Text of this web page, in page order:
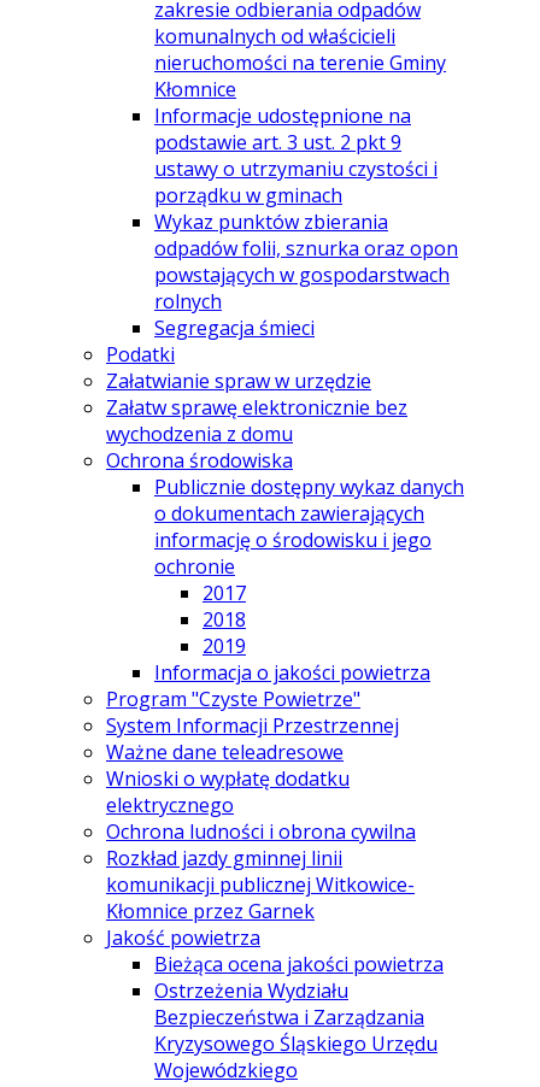
zakresie odbierania odpadów
komunalnych od właścicieli
nieruchomości na terenie Gminy
Kłomnice
Informacje udostępnione na
podstawie art. 3 ust. 2 pkt 9
ustawy o utrzymaniu czystości i
porządku w gminach
Wykaz punktów zbierania
odpadów folii, sznurka oraz opon
powstających w gospodarstwach
rolnych
Segregacja śmieci
Podatki
Załatwianie spraw w urzędzie
Załatw sprawę elektronicznie bez
wychodzenia z domu
Ochrona środowiska
Publicznie dostępny wykaz danych
o dokumentach zawierających
informację o środowisku i jego
ochronie
2017
2018
2019
Informacja o jakości powietrza
Program "Czyste Powietrze"
System Informacji Przestrzennej
Ważne dane teleadresowe
Wnioski o wypłatę dodatku
elektrycznego
Ochrona ludności i obrona cywilna
Rozkład jazdy gminnej linii
komunikacji publicznej Witkowice-
Kłomnice przez Garnek
Jakość powietrza
Bieżąca ocena jakości powietrza
Ostrzeżenia Wydziału
Bezpieczeństwa i Zarządzania
Kryzysowego Śląskiego Urzędu
Wojewódzkiego